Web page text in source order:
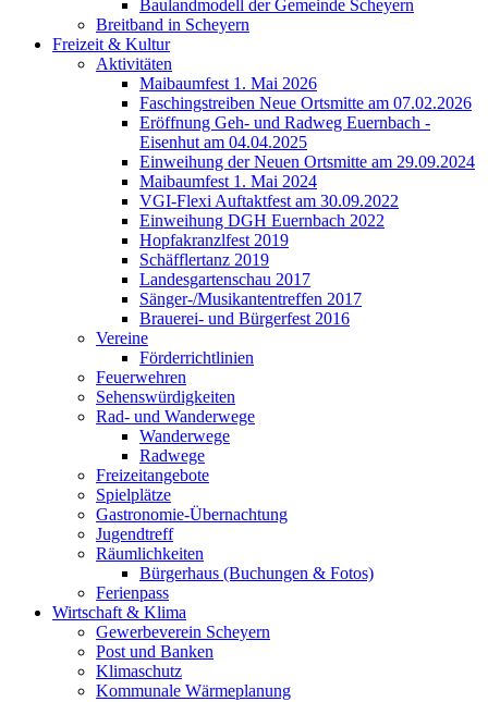
Baulandmodell der Gemeinde Scheyern
Breitband in Scheyern
Freizeit & Kultur
Aktivitäten
Maibaumfest 1. Mai 2026
Faschingstreiben Neue Ortsmitte am 07.02.2026
Eröffnung Geh- und Radweg Euernbach -
Eisenhut am 04.04.2025
Einweihung der Neuen Ortsmitte am 29.09.2024
Maibaumfest 1. Mai 2024
VGI-Flexi Auftaktfest am 30.09.2022
Einweihung DGH Euernbach 2022
Hopfakranzlfest 2019
Schäfflertanz 2019
Landesgartenschau 2017
Sänger-/Musikantentreffen 2017
Brauerei- und Bürgerfest 2016
Vereine
Förderrichtlinien
Feuerwehren
Sehenswürdigkeiten
Rad- und Wanderwege
Wanderwege
Radwege
Freizeitangebote
Spielplätze
Gastronomie-Übernachtung
Jugendtreff
Räumlichkeiten
Bürgerhaus (Buchungen & Fotos)
Ferienpass
Wirtschaft & Klima
Gewerbeverein Scheyern
Post und Banken
Klimaschutz
Kommunale Wärmeplanung